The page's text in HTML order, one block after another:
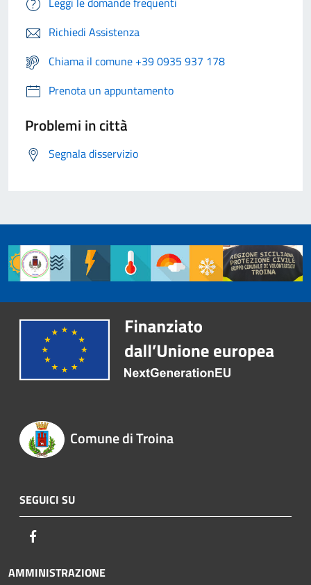
Richiedi Assistenza
Chiama il comune +39 0935 937 178
Prenota un appuntamento
Problemi in città
Segnala disservizio
Comune di Troina
SEGUICI SU
AMMINISTRAZIONE